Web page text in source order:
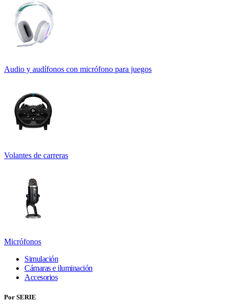
Audio y audífonos con micrófono para juegos
Volantes de carreras
Micrófonos
Simulación
Cámaras e iluminación
Accesorios
Por SERIE